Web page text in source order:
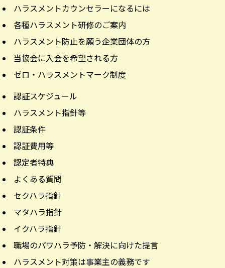
ハラスメントカウンセラーになるには
各種ハラスメント研修のご案内
ハラスメント防止を願う企業団体の方
当協会に入会を希望される方
ゼロ・ハラスメントマーク制度
認証スケジュール
ハラスメント指針等
認証条件
認証費用等
認定者特典
よくある質問
セクハラ指針
マタハラ指針
イクハラ指針
職場のパワハラ予防・解決に向けた提言
ハラスメント対策は事業主の義務です